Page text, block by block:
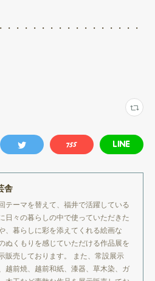
・・・・・・・・・・・・・・・・
舎
テーマを替えて、福井で活躍している
日々の暮らしの中で使っていただきた
、暮らしに彩を添えてくれる絵画な
ぬくもりを感じていただける作品展を
販売しております。 また、常設展示
越前焼、越前和紙、漆器、草木染、ガ